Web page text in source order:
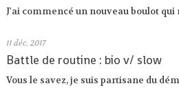
J'ai commencé un nouveau boulot qui
11 déc. 2017
Battle de routine : bio v/ slow
Vous le savez, je suis partisane du